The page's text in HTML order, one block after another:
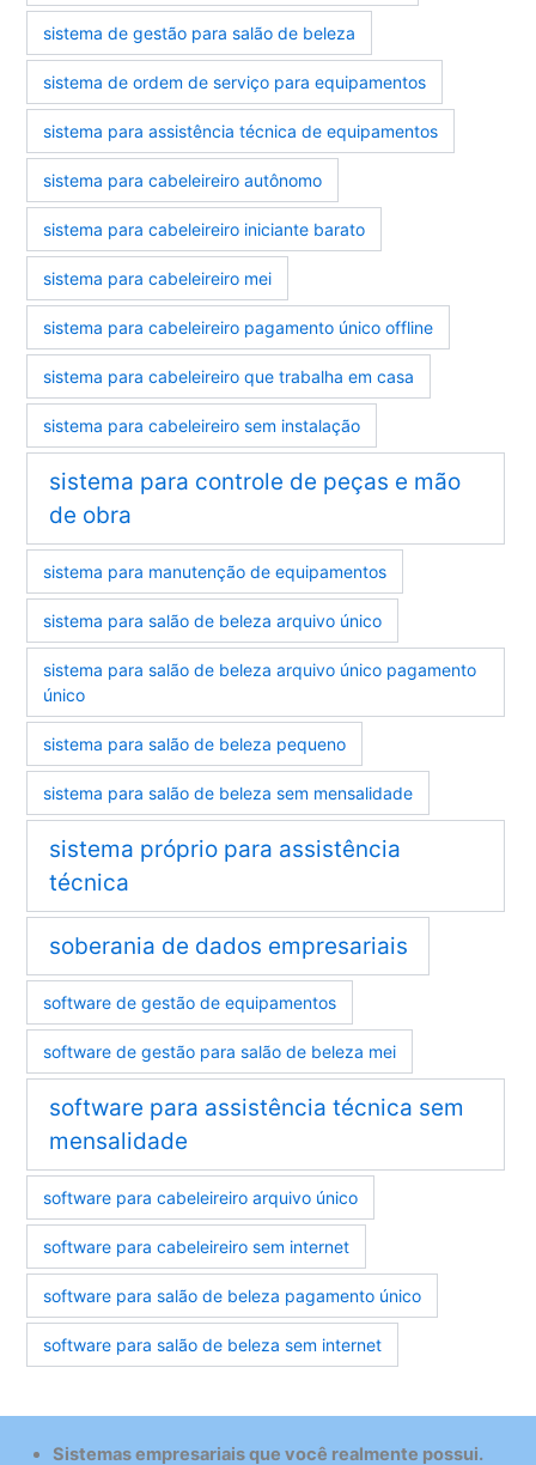
sistema de gestão para salão de beleza
sistema de ordem de serviço para equipamentos
sistema para assistência técnica de equipamentos
sistema para cabeleireiro autônomo
sistema para cabeleireiro iniciante barato
sistema para cabeleireiro mei
sistema para cabeleireiro pagamento único offline
sistema para cabeleireiro que trabalha em casa
sistema para cabeleireiro sem instalação
sistema para controle de peças e mão
de obra
sistema para manutenção de equipamentos
sistema para salão de beleza arquivo único
sistema para salão de beleza arquivo único pagamento
único
sistema para salão de beleza pequeno
sistema para salão de beleza sem mensalidade
sistema próprio para assistência
técnica
soberania de dados empresariais
software de gestão de equipamentos
software de gestão para salão de beleza mei
software para assistência técnica sem
mensalidade
software para cabeleireiro arquivo único
software para cabeleireiro sem internet
software para salão de beleza pagamento único
software para salão de beleza sem internet
Sistemas empresariais que você realmente possui.